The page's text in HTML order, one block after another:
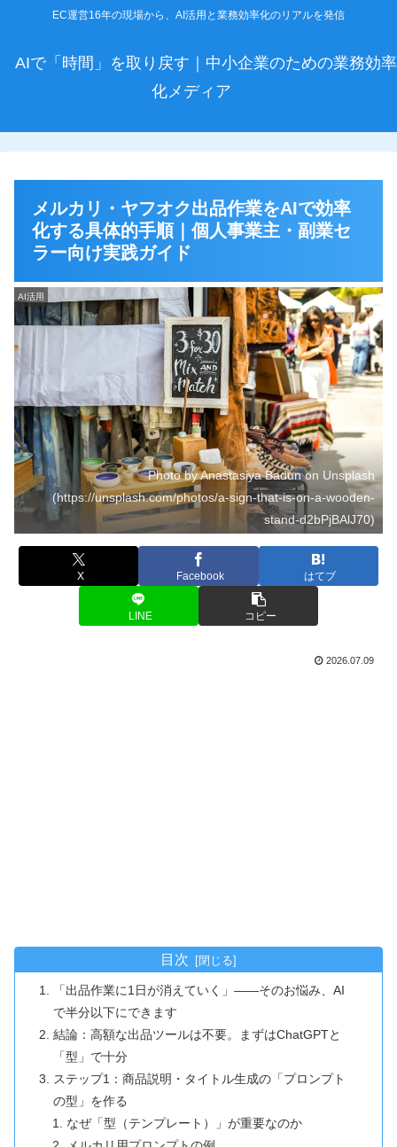
EC運営16年の現場から、AI活用と業務効率化のリアルを発信
AIで「時間」を取り戻す｜中小企業のための業務効率
化メディア
メルカリ・ヤフオク出品作業をAIで効率
化する具体的手順｜個人事業主・副業セ
ラー向け実践ガイド
AI活用
Photo by Anastasiya Badun on Unsplash
(https://unsplash.com/photos/a-sign-that-is-on-a-wooden-
stand-d2bPjBAlJ70)
X Facebook はてブ
LINE コピー
2026.07.09
目次
「出品作業に1日が消えていく」――そのお悩み、AI
で半分以下にできます
結論：高額な出品ツールは不要。まずはChatGPTと
「型」で十分
ステップ1：商品説明・タイトル生成の「プロンプト
の型」を作る
なぜ「型（テンプレート）」が重要なのか